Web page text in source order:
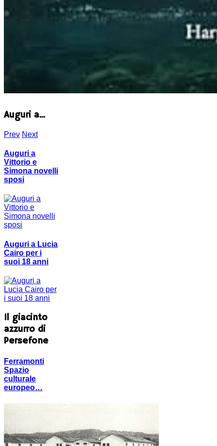
Auguri a...
Prev Next
Auguri a
Vittorio e
Simona novelli
sposi
Auguri a Lucia
Cairo per i
suoi 18 anni
Il giacinto
azzurro di
Persefone
Ferramonti
Spazio
culturale
europeo…